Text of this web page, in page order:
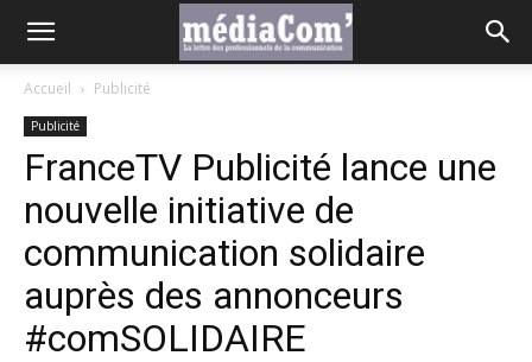
Accueil Publicité
Publicité
FranceTV Publicité lance une
nouvelle initiative de
communication solidaire
auprès des annonceurs
#comSOLIDAIRE